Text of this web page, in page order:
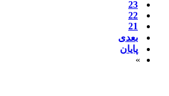
23
22
21
بعدی
پایان
»